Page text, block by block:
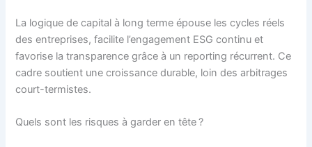
La logique de capital à long terme épouse les cycles réels
des entreprises, facilite l’engagement ESG continu et
favorise la transparence grâce à un reporting récurrent. Ce
cadre soutient une croissance durable, loin des arbitrages
court-termistes.
Quels sont les risques à garder en tête ?